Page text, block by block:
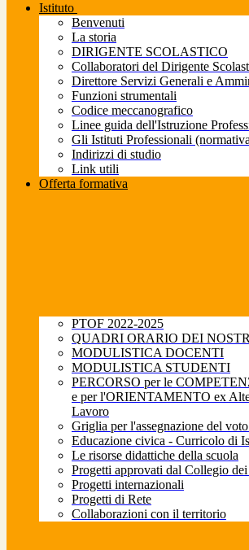
Istituto
Benvenuti
La storia
DIRIGENTE SCOLASTICO
Collaboratori del Dirigente
Direttore Servizi Generali e
Funzioni strumentali
Codice meccanografico
Linee guida dell'Istruzione
Gli Istituti Professionali
Indirizzi di studio
Link utili
Offerta formativa
PTOF 2022-2025
QUADRI ORARIO DEI
MODULISTICA DOCENTI
MODULISTICA STUDENTI
PERCORSO per le
e per l'ORIENTAMENTO ex
Lavoro
Griglia per l'assegnazione del
Educazione civica - Curricolo di
Le risorse didattiche della scuola
Progetti approvati dal Collegio
Progetti internazionali
Progetti di Rete
Collaborazioni con il territorio